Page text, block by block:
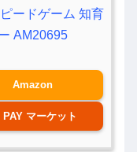
ードゲーム 知育
AM20695
Amazon
PAY マーケット